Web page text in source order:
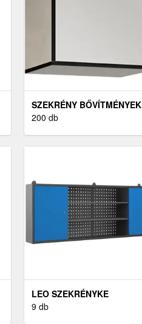
SZEKRÉNY BŐVÍTMÉNYEK
200 db
LEO SZEKRÉNYKE
9 db